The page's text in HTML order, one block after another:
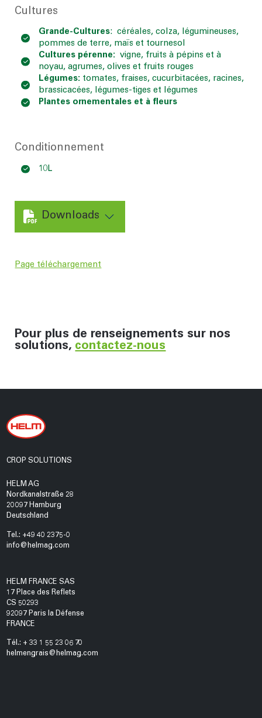
Cultures
Grande-Cultures: céréales, colza, légumineuses,
pommes de terre, maïs et tournesol
Cultures pérenne: vigne, fruits à pépins et à
noyau, agrumes, olives et fruits rouges
Légumes:tomates, fraises, cucurbitacées, racines,
brassicacées, légumes-tiges et légumes
Plantes ornementales et à fleurs
Conditionnement
10L
Downloads
Page téléchargement
Pour plus de renseignements sur nos
solutions, contactez-nous
CROP SOLUTIONS
HELM AG
Nordkanalstraße 28
20097 Hamburg
Deutschland
Tel.: +49 40 2375-0
info@helmag.com
HELM FRANCE SAS
17 Place des Reflets
CS 50293
92097 Paris la Défense
FRANCE
Tél.: + 33 1 55 23 06 70
helmengrais@helmag.com